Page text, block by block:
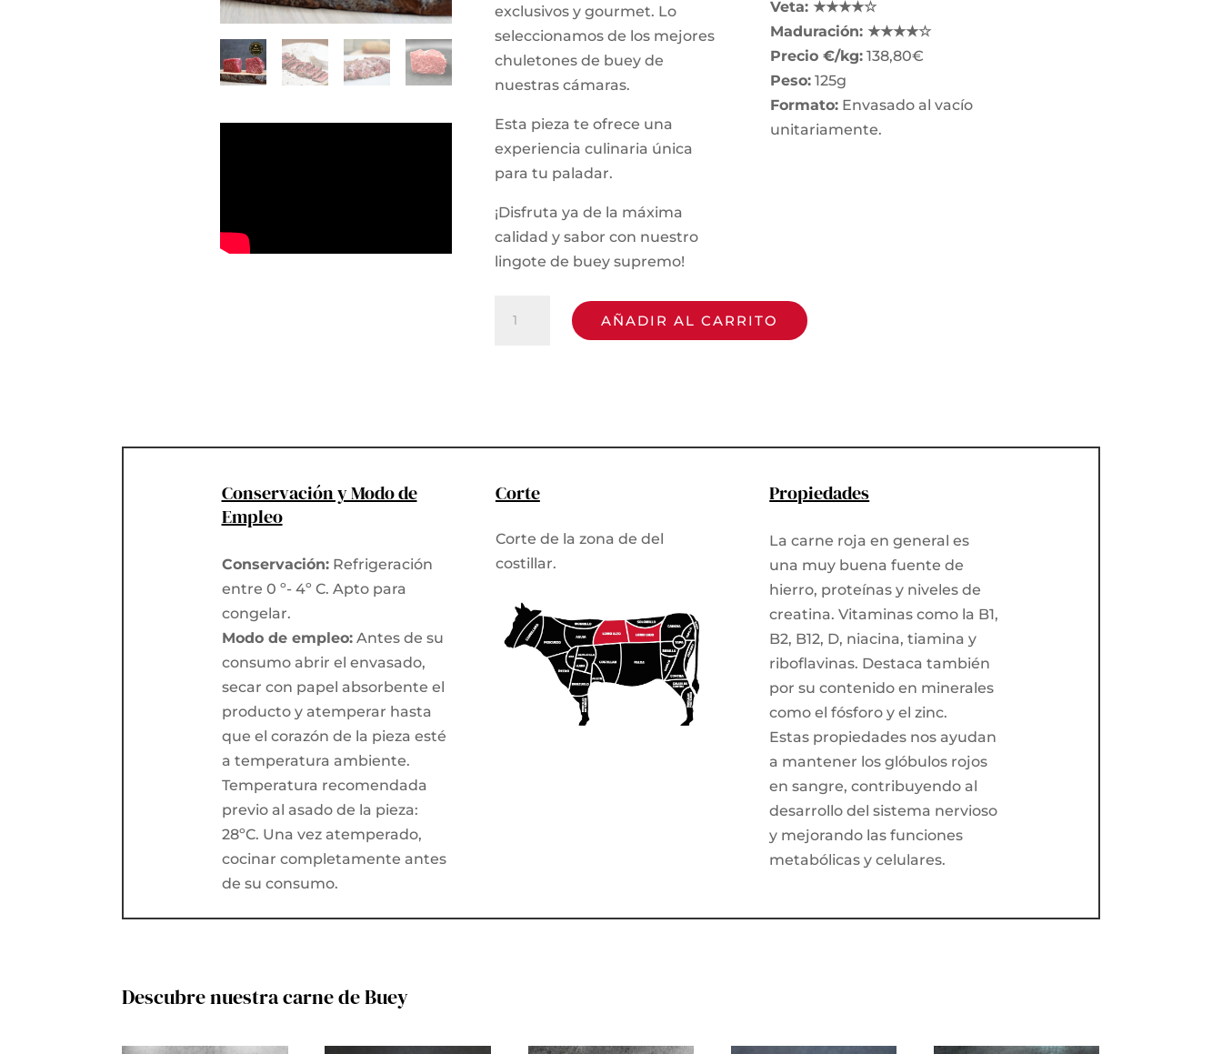
exclusivos y gourmet. Lo
seleccionamos de los mejores
chuletones de buey de
nuestras cámaras.
Esta pieza te ofrece una
experiencia culinaria única
para tu paladar.
¡Disfruta ya de la máxima
calidad y sabor con nuestro
lingote de buey supremo!
Veta: ★★★★☆
Maduración: ★★★★☆
Precio €/kg:138,80€
Peso:125g
Formato:Envasado al vacío
unitariamente.
cantidad
AÑADIR AL CARRITO
Conservación y Modo de
Empleo
Conservación:Refrigeración
entre 0 º- 4º C. Apto para
congelar.
Modo de empleo:Antes de su
consumo abrir el envasado,
secar con papel absorbente el
producto y atemperar hasta
que el corazón de la pieza esté
a temperatura ambiente.
Temperatura recomendada
previo al asado de la pieza:
28ºC. Una vez atemperado,
cocinar completamente antes
de su consumo.
Corte
Corte de la zona de del
costillar.
Propiedades
La carne roja en general es
una muy buena fuente de
hierro, proteínas y niveles de
creatina. Vitaminas como la B1,
B2, B12, D, niacina, tiamina y
riboflavinas. Destaca también
por su contenido en minerales
como el fósforo y el zinc.
Estas propiedades nos ayudan
a mantener los glóbulos rojos
en sangre, contribuyendo al
desarrollo del sistema nervioso
y mejorando las funciones
metabólicas y celulares.
Descubre nuestra carne de Buey